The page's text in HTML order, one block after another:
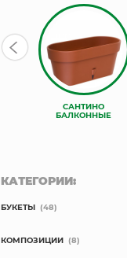
САНТИНО
БАЛКОННЫЕ
КАТЕГОРИИ:
БУКЕТЫ (48)
КОМПОЗИЦИИ (8)